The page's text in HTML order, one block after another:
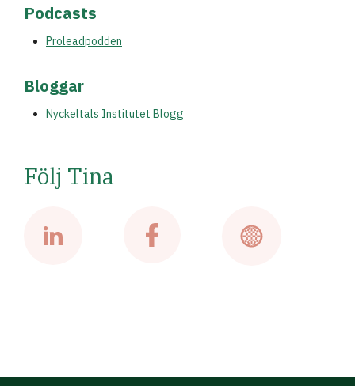
Podcasts
Proleadpodden
Bloggar
Nyckeltals Institutet Blogg
Följ Tina